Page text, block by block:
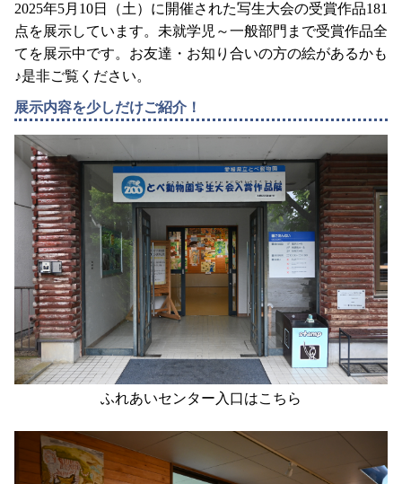
2025年5月10日（土）に開催された写生大会の受賞作品181
点を展示しています。未就学児～一般部門まで受賞作品全
てを展示中です。お友達・お知り合いの方の絵があるかも
♪是非ご覧ください。
展示内容を少しだけご紹介！
ふれあいセンター入口はこちら